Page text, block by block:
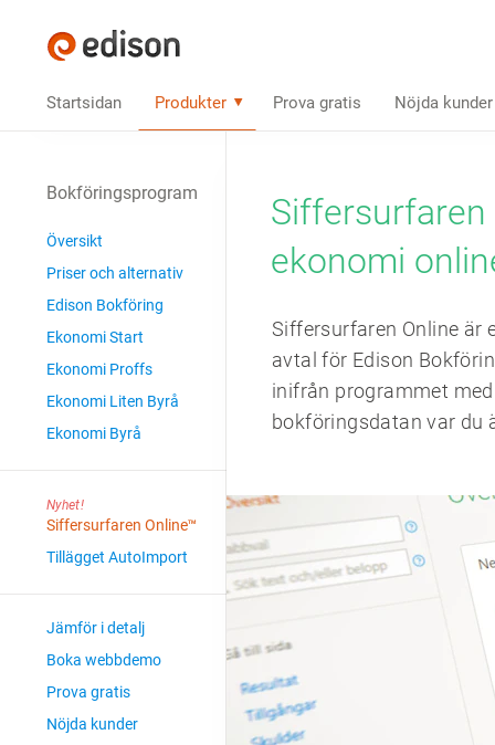
Startsidan Produkter Prova gratis Nöjda kunder
Siffersurfaren
ekonomi
Siffersurfaren Online är
avtal för Edison
inifrån programmet
bokförings­datan var du
Bokföringsprogram
Översikt
Priser och alternativ
Edison Bokföring
Ekonomi Start
Ekonomi Proffs
Ekonomi Liten Byrå
Ekonomi Byrå
Nyhet!
Siffer­surfaren OnlineTM
Tillägget Auto­Import
Jämför i detalj
Boka webbdemo
Prova gratis
Nöjda kunder